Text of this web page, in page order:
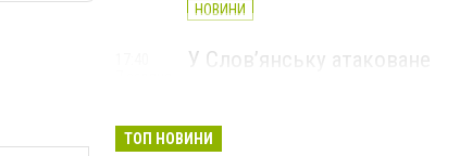
НОВИНИ
У Слов’янську атаковане
НОВИНИ
ТОП НОВИНИ